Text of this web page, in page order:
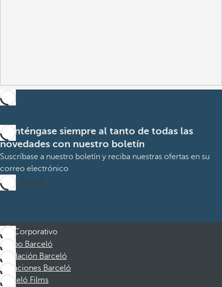
Manténgase siempre al tanto de todas las
novedades con nuestro boletín
Suscríbase a nuestro boletín y reciba nuestras ofertas en su
correo electrónico
Suscribirme
Corporativo
Grupo Barceló
Fundación Barceló
Vacaciones Barceló
Barceló Films